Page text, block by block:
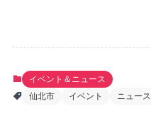
イベント＆ニュース
仙北市
イベント ニュース